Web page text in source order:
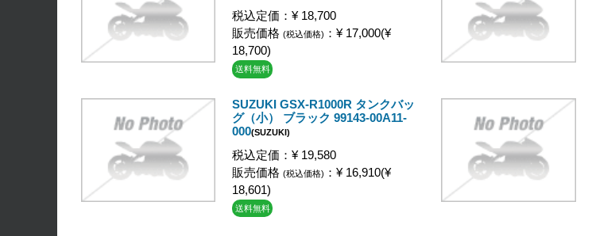
税込定価：¥ 18,700
販売価格(税込価格) ：¥ 17,000(¥
18,700)
送料無料
SUZUKI GSX-R1000R タンクバッ
グ（小） ブラック 99143-00A11-
000(SUZUKI)
税込定価：¥ 19,580
販売価格(税込価格) ：¥ 16,910(¥
18,601)
送料無料